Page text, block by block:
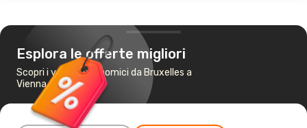
Esplora le offerte migliori
Scopri i voli più economici da Bruxelles a
Vienna